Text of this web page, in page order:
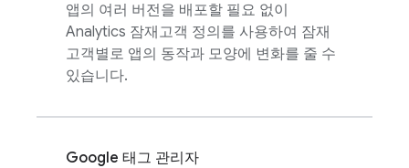
앱의 여러 버전을 배포할 필요 없이
Analytics 잠재고객 정의를 사용하여 잠재
고객별로 앱의 동작과 모양에 변화를 줄 수
있습니다.
Google 태그 관리자